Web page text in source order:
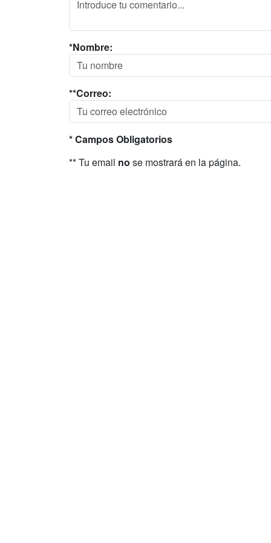
*Nombre:
**Correo:
* Campos Obligatorios
** Tu email no se mostrará en la página.